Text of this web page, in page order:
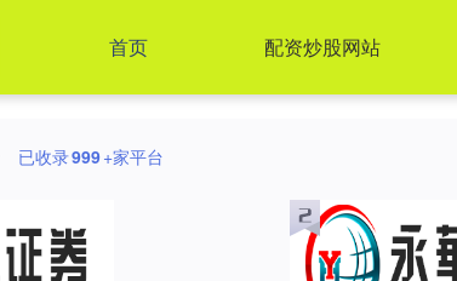
首页 配资炒股网站
已收录999+家平台